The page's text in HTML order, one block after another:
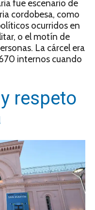
fue escenario de
cordobesa, como
ocurridos en
o el motín de
La cárcel era
internos cuando
respeto